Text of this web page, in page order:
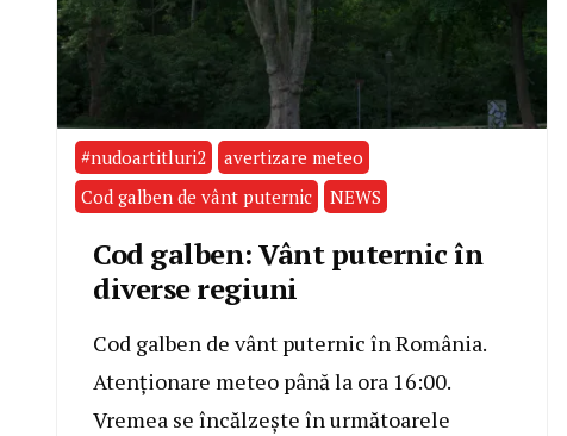
#nudoartitluri2
avertizare meteo
Cod galben de vânt puternic
NEWS
Cod galben: Vânt puternic în
diverse regiuni
Cod galben de vânt puternic în România.
Atenționare meteo până la ora 16:00.
Vremea se încălzește în următoarele